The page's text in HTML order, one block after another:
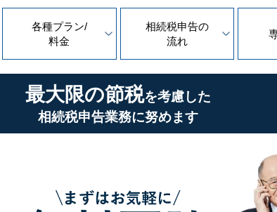
各種プラン/
料金
相続税申告の
流れ
最大限の節税を考慮した
相続税申告業務に努めます